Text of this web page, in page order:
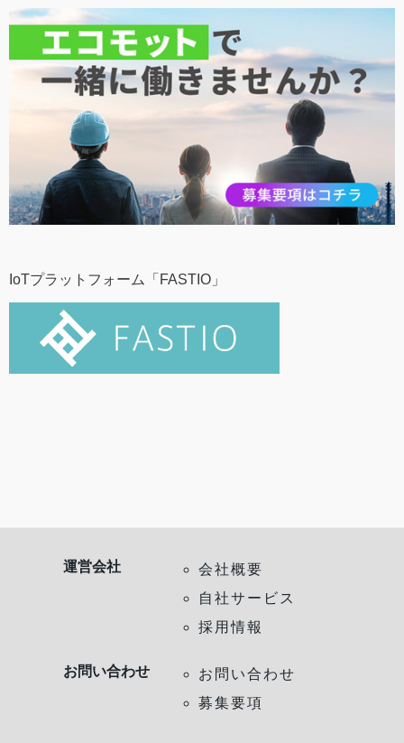
IoTプラットフォーム「FASTIO」
運営会社
会社概要
自社サービス
採用情報
お問い合わせ
お問い合わせ
募集要項